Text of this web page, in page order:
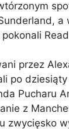
a
przez
po dziesiąty
Pucharu
z
zwycięsko